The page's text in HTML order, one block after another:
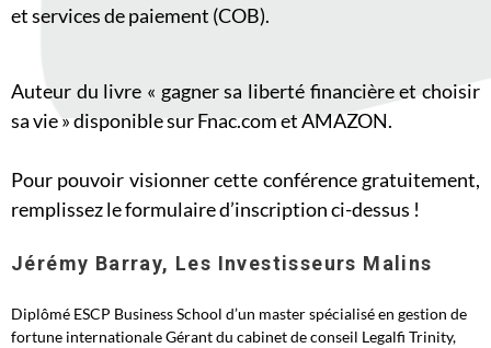
et services de paiement (COB).
Auteur du livre « gagner sa liberté financière et choisir
sa vie » disponible sur Fnac.com et AMAZON.
Pour pouvoir visionner cette conférence gratuitement,
remplissez le formulaire d’inscription ci-dessus !
Jérémy Barray, Les Investisseurs Malins
Diplômé ESCP Business School d’un master spécialisé en gestion de
fortune internationale Gérant du cabinet de conseil Legalfi Trinity,